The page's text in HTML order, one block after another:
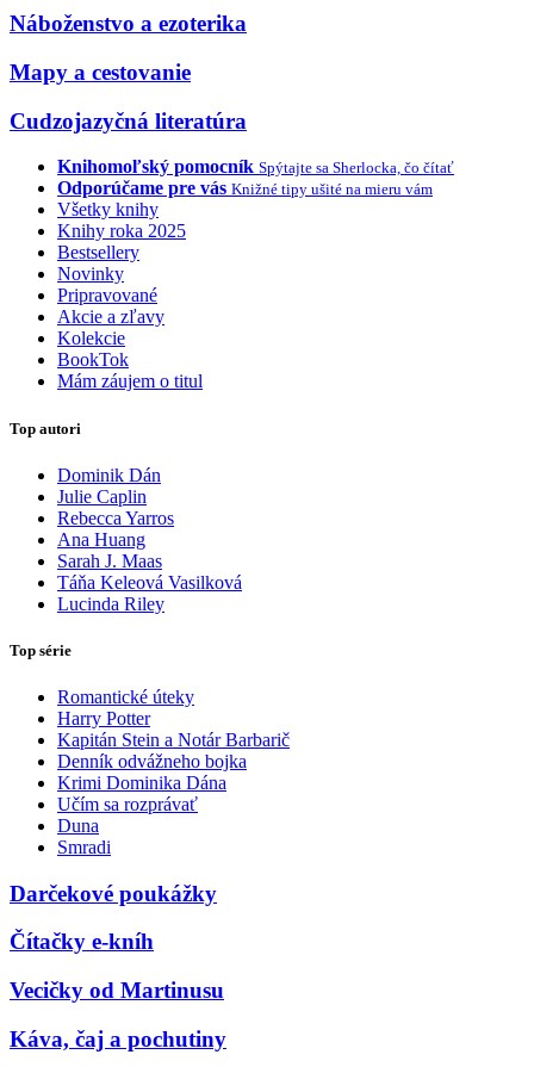
Náboženstvo a ezoterika
Mapy a cestovanie
Cudzojazyčná literatúra
Knihomoľský pomocník Spýtajte sa Sherlocka, čo čítať
Odporúčame pre vás Knižné tipy ušité na mieru vám
Všetky knihy
Knihy roka 2025
Bestsellery
Novinky
Pripravované
Akcie a zľavy
Kolekcie
BookTok
Mám záujem o titul
Top autori
Dominik Dán
Julie Caplin
Rebecca Yarros
Ana Huang
Sarah J. Maas
Táňa Keleová Vasilková
Lucinda Riley
Top série
Romantické úteky
Harry Potter
Kapitán Stein a Notár Barbarič
Denník odvážneho bojka
Krimi Dominika Dána
Učím sa rozprávať
Duna
Smradi
Darčekové poukážky
Čítačky e-kníh
Vecičky od Martinusu
Káva, čaj a pochutiny